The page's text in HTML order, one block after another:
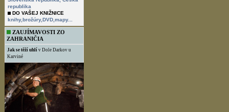
republika
DO VAŠEJ KNIŽNICE
knihy,brožúry,DVD,mapy...
ZAUJÍMAVOSTI ZO
ZAHRANIČIA
Jak se těží uhlí v Dole Darkov u
Karviné